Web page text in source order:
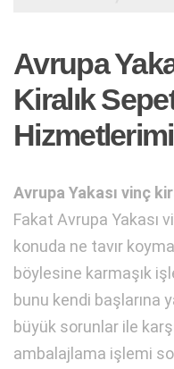
Avrupa
Kiralık
Avrupa Yakası vinç
Fakat Avrupa Yakası
konuda ne tavır
böylesine karmaşık
bunu kendi başlarına
büyük sorunlar ile
ambalajlama işlemi